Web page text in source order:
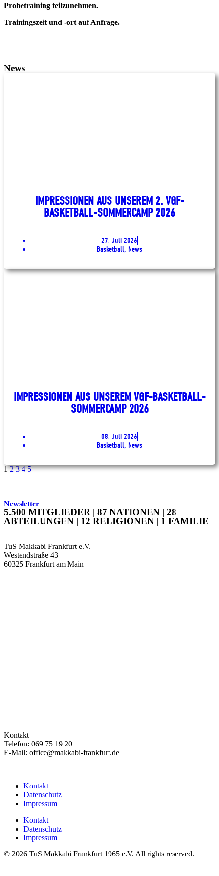
Probetraining teilzunehmen.
Trainingszeit und -ort auf Anfrage.
News
IMPRESSIONEN AUS UNSEREM 2. VGF-
BASKETBALL-SOMMERCAMP 2026
27. Juli 2026
Basketball, News
IMPRESSIONEN AUS UNSEREM VGF-BASKETBALL-
SOMMERCAMP 2026
08. Juli 2026
Basketball, News
1 2 3 4 5
Newsletter
5.500 MITGLIEDER | 87 NATIONEN | 28
ABTEILUNGEN | 12 RELIGIONEN | 1 FAMILIE
TuS Makkabi Frankfurt e.V.
Westendstraße 43
60325 Frankfurt am Main
Kontakt
Telefon: 069 75 19 20
E-Mail: office@makkabi-frankfurt.de
Kontakt
Datenschutz
Impressum
Kontakt
Datenschutz
Impressum
© 2026 TuS Makkabi Frankfurt 1965 e.V. All rights reserved.